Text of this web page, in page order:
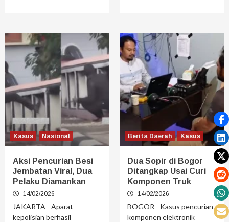
Kasus Nasional
Aksi Pencurian Besi
Jembatan Viral, Dua
Pelaku Diamankan
14/02/2026
JAKARTA - Aparat
kepolisian berhasil
Berita Daerah Kasus
Dua Sopir di Bogor
Ditangkap Usai Curi
Komponen Truk
14/02/2026
BOGOR - Kasus pencurian
komponen elektronik